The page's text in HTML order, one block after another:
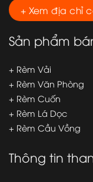
+ Xem địa chỉ
Sản phẩm
+ Rèm Vải
+ Rèm Văn Phòng
+ Rèm Cuốn
+ Rèm Lá Dọc
+ Rèm Cầu Vồng
Thông tin